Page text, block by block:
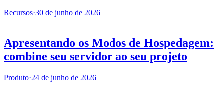
Recursos·30 de junho de 2026
Apresentando os Modos de Hospedagem:
combine seu servidor ao seu projeto
Produto·24 de junho de 2026